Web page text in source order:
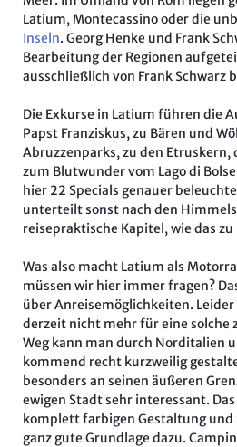
Latium, Montecassino oder die
Inseln. Georg Henke und Frank
Bearbeitung der Regionen
ausschließlich von Frank Schwarz
Die Exkurse in Latium führen die
Papst Franziskus, zu Bären und
Abruzzenparks, zu den Etruskern,
zum Blutwunder vom Lago di
hier 22 Specials genauer
unterteilt sonst nach den
reisepraktische Kapitel, wie das
Was also macht Latium als
müssen wir hier immer fragen?
über Anreisemöglichkeiten.
derzeit nicht mehr für eine solche
Weg kann man durch Norditalien
kommend recht kurzweilig
besonders an seinen äußeren
ewigen Stadt sehr interessant.
komplett farbigen Gestaltung und
ganz gute Grundlage dazu.